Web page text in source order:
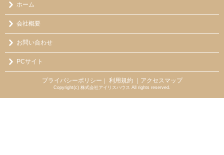
ホーム
会社概要
お問い合わせ
PCサイト
プライバシーポリシー ｜ 利用規約 ｜アクセスマップ
Copyright(c) 株式会社アイリスハウス All rights reserved.